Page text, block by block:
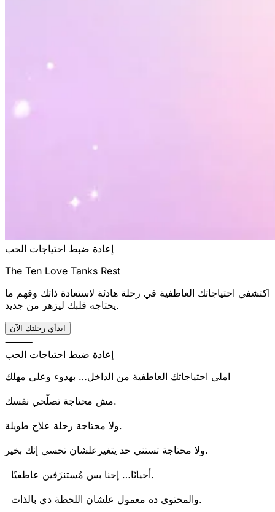
إعادة ضبط احتياجات الحب
The Ten Love Tanks Rest
اكتشفي احتياجاتك العاطفية في رحلة هادئة لاستعادة ذاتك وفهم ما
يحتاجه قلبك ليزهر من جديد.
ابدأي رحلتك الآن
⸻
إعادة ضبط احتياجات الحب
املي احتياجاتك العاطفية من الداخل… بهدوء وعلى مهلك
مش محتاجة تصلّحي نفسك.
ولا محتاجة رحلة علاج طويلة.
ولا محتاجة تستني حد يتغيرعلشان تحسي إنك بخير.
أحيانًا… إحنا بس مُستنزَفين عاطفيًا.
والمحتوى ده معمول علشان اللحظة دي بالذات.